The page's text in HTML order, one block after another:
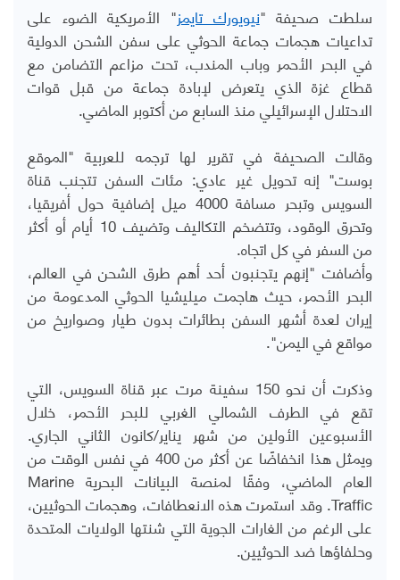
سلطت صحيفة "نيويورك تايمز" الأمريكية الضوء على
تداعيات هجمات جماعة الحوثي على سفن الشحن الدولية
في البحر الأحمر وباب المندب، تحت مزاعم التضامن مع
قطاع غزة الذي يتعرض لإبادة جماعة من قبل قوات
الاحتلال الإسرائيلي منذ السابع من أكتوبر الماضي.
وقالت الصحيفة في تقرير لها ترجمه للعربية "الموقع
بوست" إنه تحويل غير عادي: مئات السفن تتجنب قناة
السويس وتبحر مسافة 4000 ميل إضافية حول أفريقيا،
وتحرق الوقود، وتتضخم التكاليف وتضيف 10 أيام أو أكثر
من السفر في كل اتجاه.
وأضافت "إنهم يتجنبون أحد أهم طرق الشحن في العالم،
البحر الأحمر، حيث هاجمت ميليشيا الحوثي المدعومة من
إيران لعدة أشهر السفن بطائرات بدون طيار وصواريخ من
مواقع في اليمن".
وذكرت أن نحو 150 سفينة مرت عبر قناة السويس، التي
تقع في الطرف الشمالي الغربي للبحر الأحمر، خلال
الأسبوعين الأولين من شهر يناير/كانون الثاني الجاري.
ويمثل هذا انخفاضًا عن أكثر من 400 في نفس الوقت من
العام الماضي، وفقًا لمنصة البيانات البحرية Marine
Traffic. وقد استمرت هذه الانعطافات، وهجمات الحوثيين،
على الرغم من الغارات الجوية التي شنتها الولايات المتحدة
وحلفاؤها ضد الحوثيين.